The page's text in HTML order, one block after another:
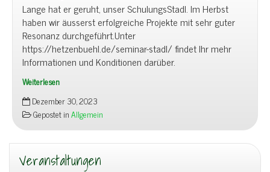
Lange hat er geruht, unser SchulungsStadl. Im Herbst
haben wir äusserst erfolgreiche Projekte mit sehr guter
Resonanz durchgeführt.Unter
https://hetzenbuehl.de/seminar-stadl/ findet Ihr mehr
Informationen und Konditionen darüber.
Weiterlesen
Schulungsraum
zum
mieten
ist
fertig
Dezember 30, 2023
Gepostet inAllgemein
Veranstaltungen